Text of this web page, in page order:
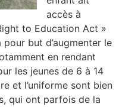
accès à
to Education Act »
but d’augmenter le
en rendant
les jeunes de 6 à 14
et l’uniforme sont bien
qui ont parfois de la